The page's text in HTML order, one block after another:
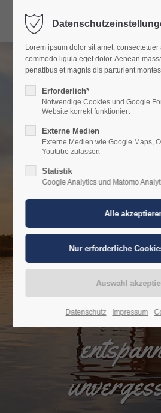
Der Eintrag "offcanvas-col1"
Der Eintrag "offcanvas-col2"
Der Eintrag "offcanvas-col3"
Der Eintrag "offcanvas-col4"
Hausboot
der Havel in
Aqua
Abenteuer
hier –
Lorem ipsum dolor sit amet,
commodo ligula eget dolor. Aenean
penatibus et magnis dis parturient
Erforderlich*
Notwendige Cookies und Google
Website korrekt funktioniert
Externe Medien
Externe Medien wie Google Maps,
Youtube zulassen
Statistik
Google Analytics und Matomo
Datenschutz Impressum